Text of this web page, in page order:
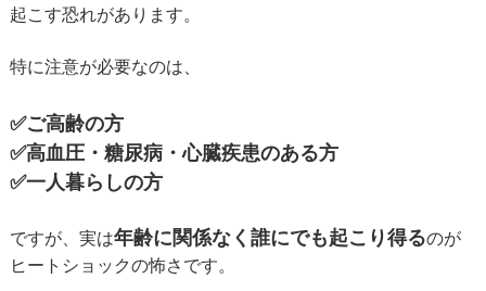
起こす恐れがあります。
特に注意が必要なのは、
✅ご高齢の方
✅高血圧・糖尿病・心臓疾患のある方
✅一人暮らしの方
ですが、実は年齢に関係なく誰にでも起こり得るのが
ヒートショックの怖さです。